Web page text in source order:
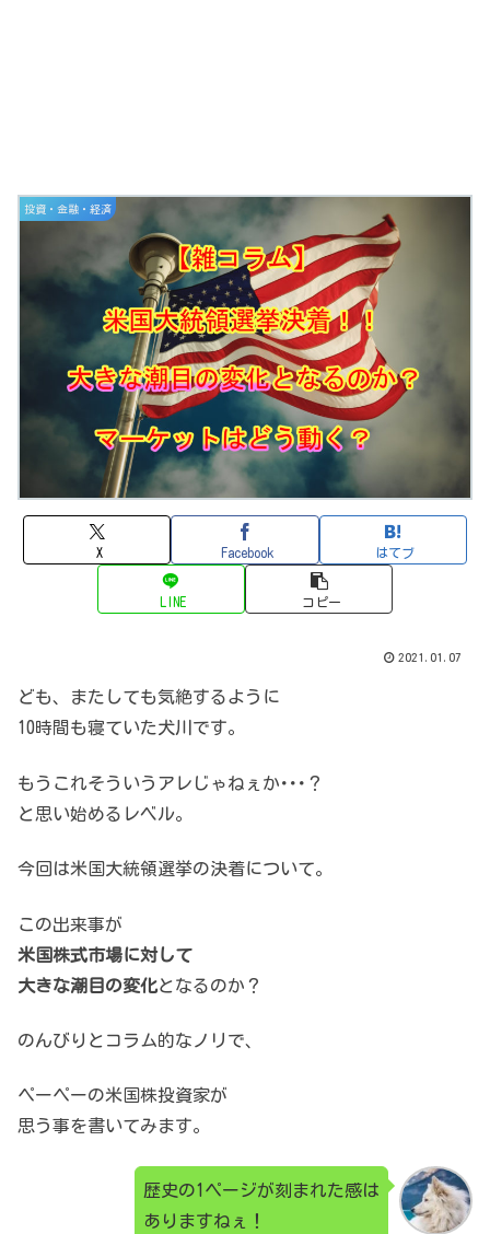
投資・金融・経済
X Facebook はてブ
LINE コピー
2021.01.07
ども、またしても気絶するように
10時間も寝ていた犬川です。
もうこれそういうアレじゃねぇか･･･？
と思い始めるレベル。
今回は米国大統領選挙の決着について。
この出来事が
米国株式市場に対して
大きな潮目の変化となるのか？
のんびりとコラム的なノリで、
ペーペーの米国株投資家が
思う事を書いてみます。
歴史の1ページが刻まれた感は
ありますねぇ！